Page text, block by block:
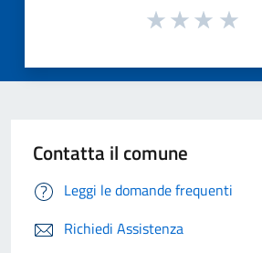
Contatta il comune
Leggi le domande frequenti
Richiedi Assistenza